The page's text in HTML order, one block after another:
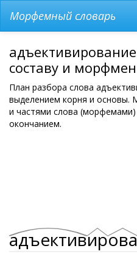
Морфемный словарь
составу и
План разбора слова
выделением корня и основы.
и частями слова
окончанием.
адъективирова